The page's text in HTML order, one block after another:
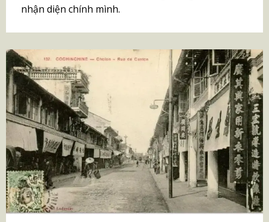
nhận diện chính mình.